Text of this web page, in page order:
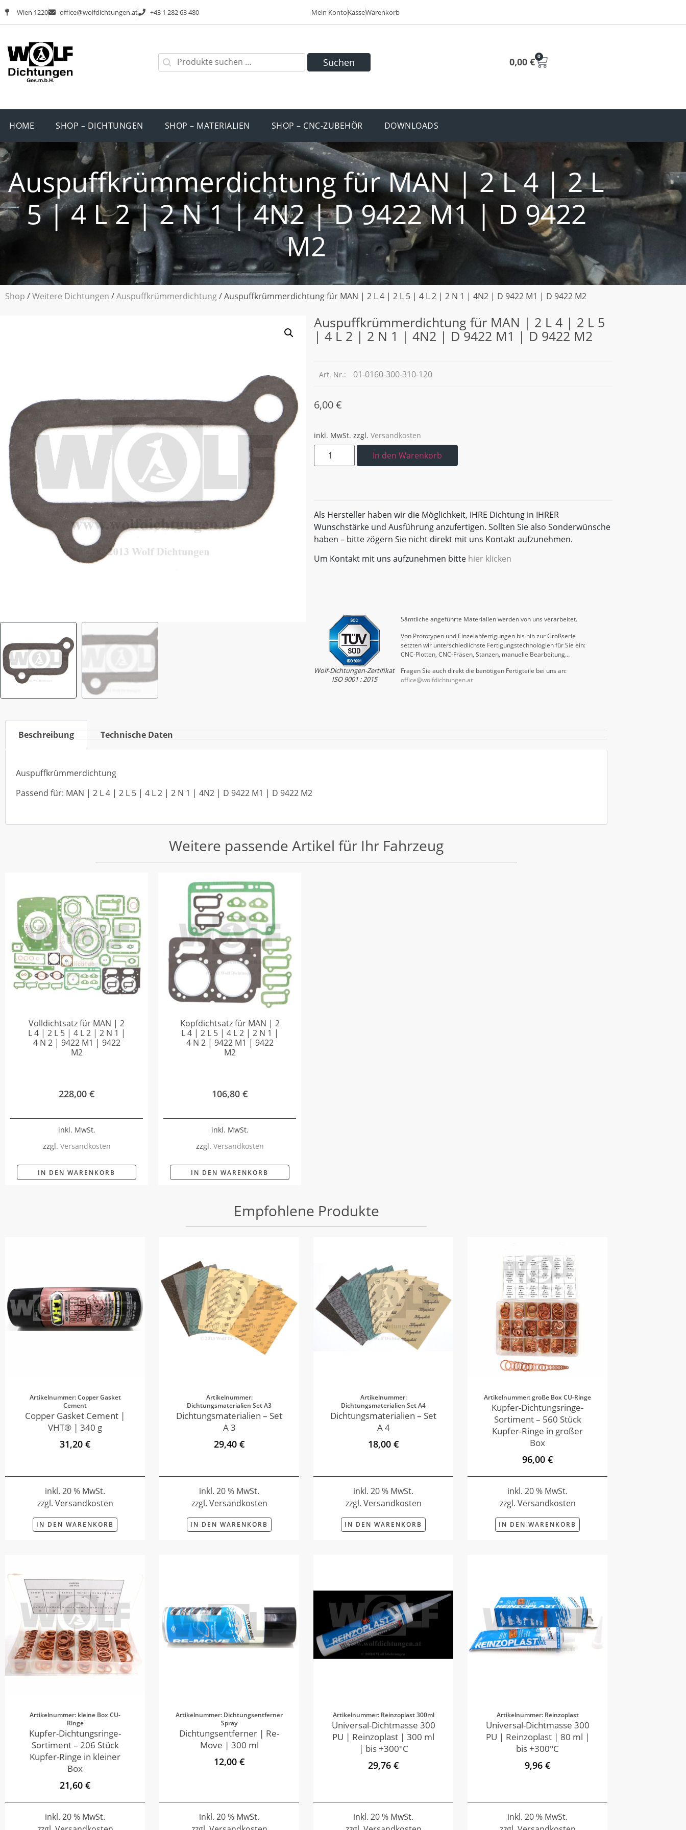
Wien 1220 office@wolfdichtungen.at +43 1 282 63 480 Mein KontoKasseWarenkorb
Suchen 0,00 € 0
HOME SHOP – DICHTUNGEN SHOP – MATERIALIEN SHOP – CNC-ZUBEHÖR DOWNLOADS
Auspuffkrümmerdichtung für MAN | 2 L 4 | 2 L
5 | 4 L 2 | 2 N 1 | 4N2 | D 9422 M1 | D 9422
M2
Shop /Weitere Dichtungen /Auspuffkrümmerdichtung/ Auspuffkrümmerdichtung für MAN | 2 L 4 | 2 L 5 | 4 L 2 | 2 N 1 | 4N2 | D 9422 M1 | D 9422 M2
Auspuffkrümmerdichtung für MAN | 2 L 4 | 2 L 5
| 4 L 2 | 2 N 1 | 4N2 | D 9422 M1 | D 9422 M2
Art. Nr.: 01-0160-300-310-120
6,00€
inkl. MwSt. zzgl. Versandkosten
In den Warenkorb
Als Hersteller haben wir die Möglichkeit, IHRE Dichtung in IHRER
Wunschstärke und Ausführung anzufertigen. Sollten Sie also Sonderwünsche
haben – bitte zögern Sie nicht direkt mit uns Kontakt aufzunehmen.
Um Kontakt mit uns aufzunehmen bitte hier klicken
Wolf-Dichtungen-Zertifikat
ISO 9001 : 2015
Sämtliche angeführte Materialien werden von uns verarbeitet.
Von Prototypen und Einzelanfertigungen bis hin zur Großserie
setzten wir unterschiedlichste Fertigungstechnologien für Sie ein:
CNC-Plotten, CNC-Fräsen, Stanzen, manuelle Bearbeitung…
Fragen Sie auch direkt die benötigen Fertigteile bei uns an:
office@wolfdichtungen.at
Beschreibung Technische Daten
Auspuffkrümmerdichtung
Passend für: MAN | 2 L 4 | 2 L 5 | 4 L 2 | 2 N 1 | 4N2 | D 9422 M1 | D 9422 M2
Weitere passende Artikel für Ihr Fahrzeug
Volldichtsatz für MAN | 2
L 4 | 2 L 5 | 4 L 2 | 2 N 1 |
4 N 2 | 9422 M1 | 9422
M2
228,00 €
inkl. MwSt.
zzgl. Versandkosten
IN DEN WARENKORB
Kopfdichtsatz für MAN | 2
L 4 | 2 L 5 | 4 L 2 | 2 N 1 |
4 N 2 | 9422 M1 | 9422
M2
106,80 €
inkl. MwSt.
zzgl. Versandkosten
IN DEN WARENKORB
Empfohlene Produkte
Artikelnummer: Copper Gasket
Cement
Copper Gasket Cement |
VHT® | 340 g
31,20 €
inkl. 20 % MwSt.
zzgl. Versandkosten
IN DEN WARENKORB
Artikelnummer:
Dichtungsmaterialien Set A3
Dichtungsmaterialien – Set
A 3
29,40 €
inkl. 20 % MwSt.
zzgl. Versandkosten
IN DEN WARENKORB
Artikelnummer:
Dichtungsmaterialien Set A4
Dichtungsmaterialien – Set
A 4
18,00 €
inkl. 20 % MwSt.
zzgl. Versandkosten
IN DEN WARENKORB
Artikelnummer: große Box CU-Ringe
Kupfer-Dichtungsringe-
Sortiment – 560 Stück
Kupfer-Ringe in großer
Box
96,00 €
inkl. 20 % MwSt.
zzgl. Versandkosten
IN DEN WARENKORB
Artikelnummer: kleine Box CU-
Ringe
Kupfer-Dichtungsringe-
Sortiment – 206 Stück
Kupfer-Ringe in kleiner
Box
21,60 €
inkl. 20 % MwSt.
Artikelnummer: Dichtungsentferner
Spray
Dichtungsentferner | Re-
Move | 300 ml
12,00 €
inkl. 20 % MwSt.
Artikelnummer: Reinzoplast 300ml
Universal-Dichtmasse 300
PU | Reinzoplast | 300 ml
| bis +300°C
29,76 €
inkl. 20 % MwSt.
Artikelnummer: Reinzoplast
Universal-Dichtmasse 300
PU | Reinzoplast | 80 ml |
bis +300°C
9,96 €
inkl. 20 % MwSt.